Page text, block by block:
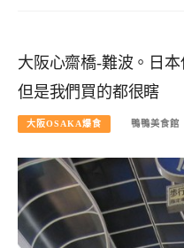
大阪心齋橋-難波。日
但是我們買的都很瞎
大阪OSAKA爆食 鴨鴨美食館